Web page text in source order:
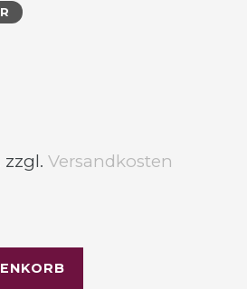
zzgl. Versandkosten